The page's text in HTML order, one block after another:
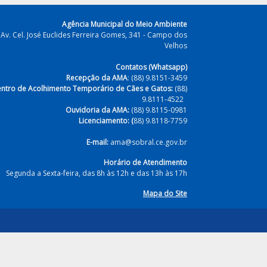
Agência Municipal do Meio Ambiente
Av. Cel. José Euclides Ferreira Gomes, 341 - Campo dos
Velhos
Contatos (Whatsapp)
Recepção da AMA: (88) 9.8151-3459
de Acolhimento Temporário de Cães e Gatos: (88)
9.8111-4522
Ouvidoria da AMA: (88) 9.8115-0981
Licenciamento: (88) 9.8118-7759
E-mail: ama@sobral.ce.gov.br
Horário de Atendimento
Segunda a Sexta-feira, das 8h às 12h e das 13h às 17h
Mapa do Site